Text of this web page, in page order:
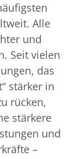
Alle
und
Seit vielen
das
stärker in
rücken,
stärkere
und
–